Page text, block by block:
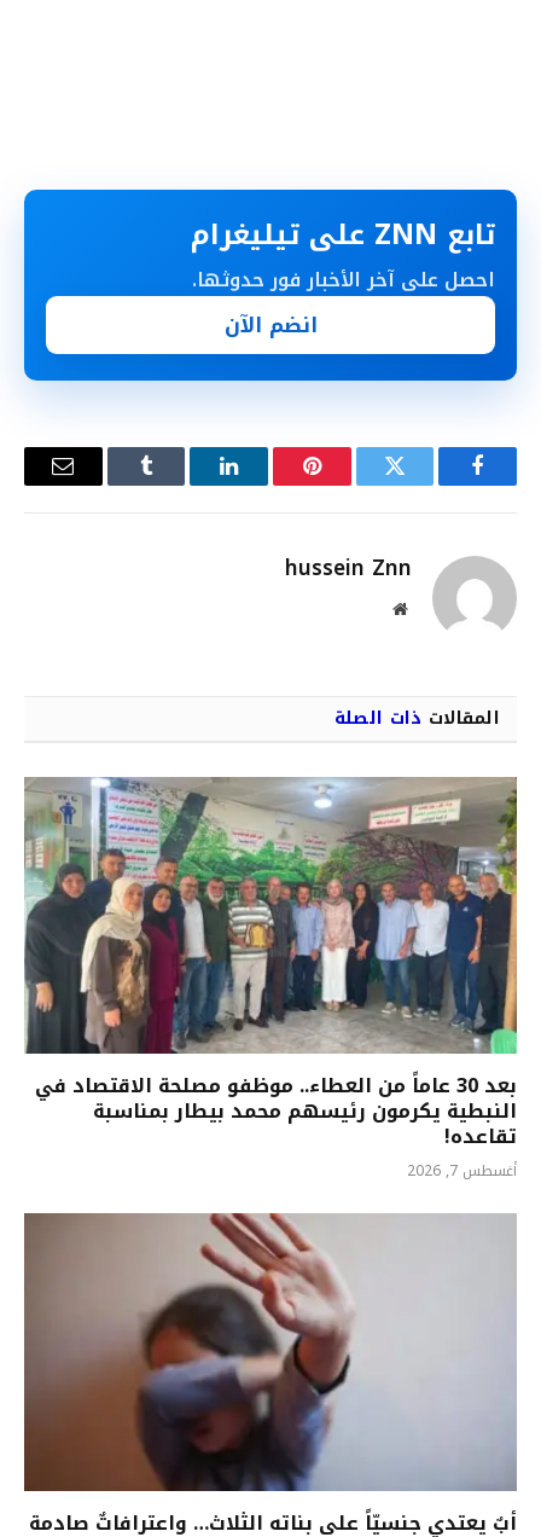
تابع ZNN على تيليغرام
احصل على آخر الأخبار فور حدوثها.
انضم الآن
فيسبوك تويتر بينتيريستلينكدإن Tumblr
البريد
hussein Znn
موقع
المقالات ذات الصلة
بعد 30 عاماً من العطاء.. موظفو مصلحة الاقتصاد في
النبطية يكرمون رئيسهم محمد بيطار بمناسبة
تقاعده!
أغسطس 7, 2026
أبٌ يعتدي جنسيّاً على بناته الثلاث… واعترافاتٌ صادمة